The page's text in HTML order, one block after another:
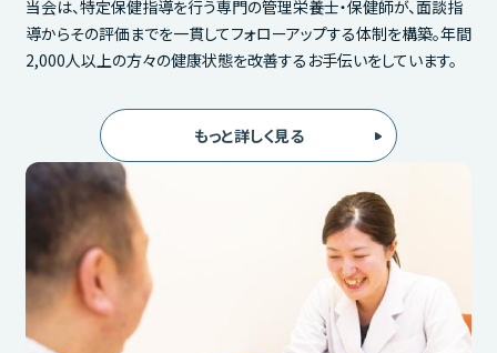
当会は、特定保健指導を行う専門の管理栄養士・保健師が、面談指
導からその評価までを一貫してフォローアップする体制を構築。年間
2,000人以上の方々の健康状態を改善するお手伝いをしています。
もっと詳しく見る